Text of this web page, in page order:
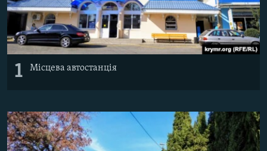
Усі сайти RFE/RL
1 Місцева автостанція